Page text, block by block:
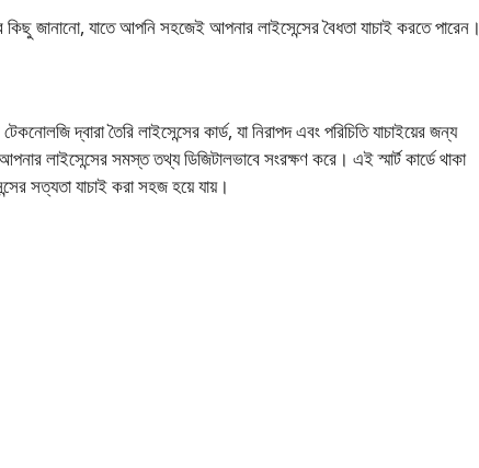
জানানো, যাতে আপনি সহজেই আপনার লাইসেন্সের বৈধতা যাচাই করতে পারেন।
দ্বারা তৈরি লাইসেন্সের কার্ড, যা নিরাপদ এবং পরিচিতি যাচাইয়ের জন্য
লাইসেন্সের সমস্ত তথ্য ডিজিটালভাবে সংরক্ষণ করে। এই স্মার্ট কার্ডে থাকা
সত্যতা যাচাই করা সহজ হয়ে যায়।